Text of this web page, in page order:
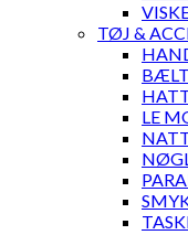
TØJ &
LE